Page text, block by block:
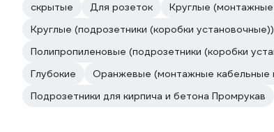
скрытые Для розеток Круглые
Круглые (подрозетники (коробки установочные))
Полипропиленовые (подрозетники (коробки
Глубокие
Оранжевые (монтажные кабельные
Подрозетники для кирпича и бетона Промрукав